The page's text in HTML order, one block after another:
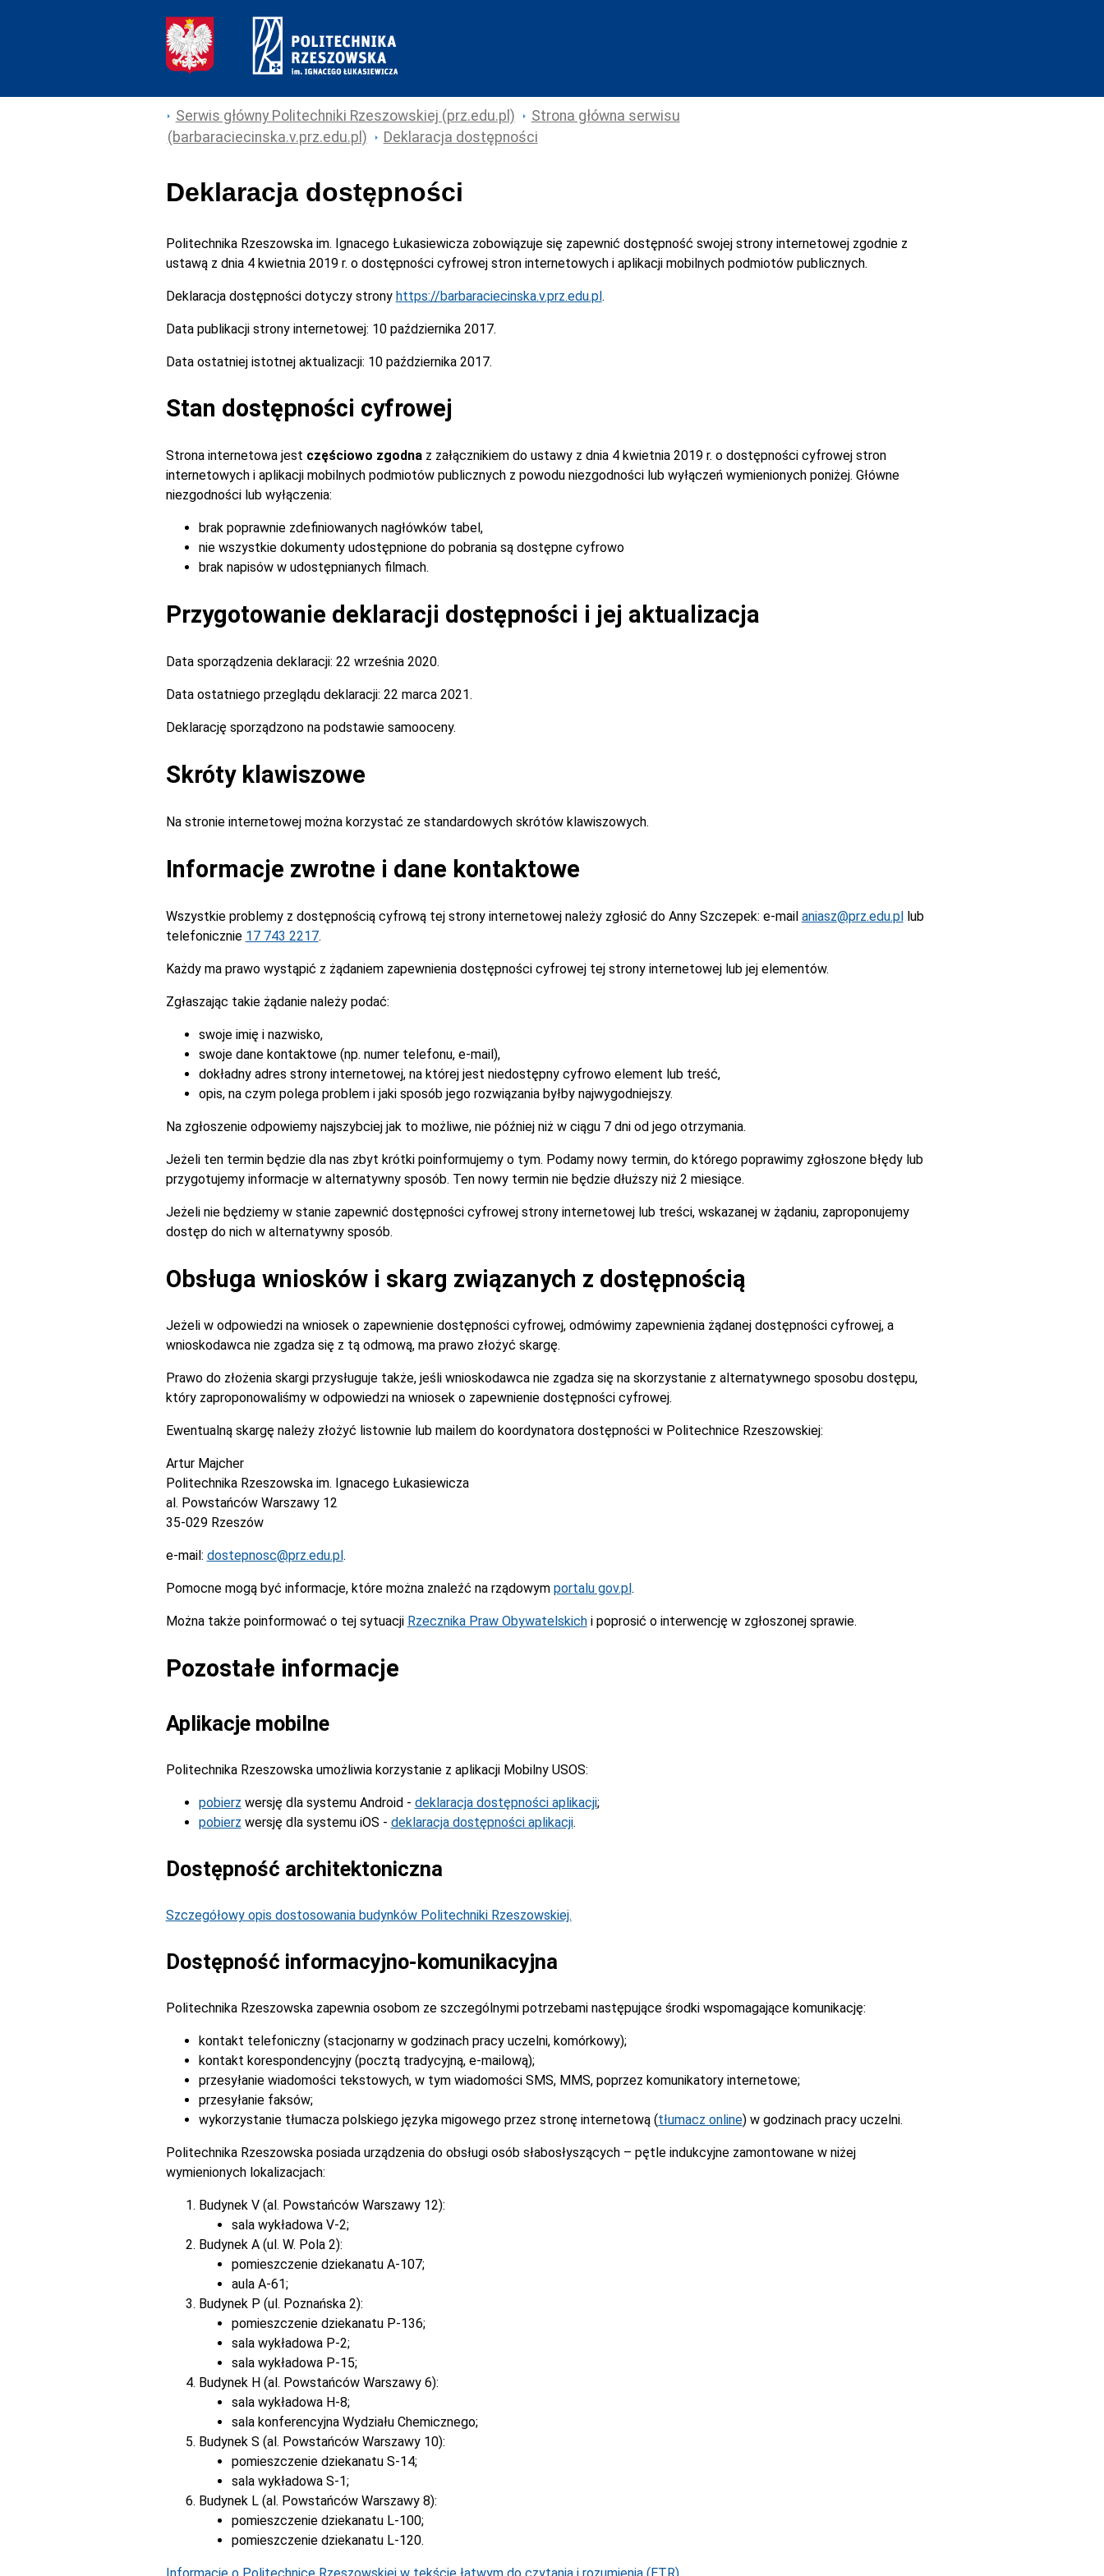
Serwis główny Politechniki Rzeszowskiej (prz.edu.pl)
Strona główna serwisu
(barbaraciecinska.v.prz.edu.pl)
Deklaracja dostępności
Deklaracja dostępności
Politechnika Rzeszowska im. Ignacego Łukasiewiczazobowiązuje się zapewnić dostępność swojej strony internetowej zgodnie z
ustawą z dnia 4 kwietnia 2019 r. o dostępności cyfrowej stron internetowych i aplikacji mobilnych podmiotów publicznych.
Deklaracja dostępności dotyczy strony https://barbaraciecinska.v.prz.edu.pl.
Data publikacji strony internetowej: 10 października 2017.
Data ostatniej istotnej aktualizacji: 10 października 2017.
Stan dostępności cyfrowej
Strona internetowa jest częściowo zgodna z załącznikiem do ustawy z dnia 4 kwietnia 2019 r. o dostępności cyfrowej stron
internetowych i aplikacji mobilnych podmiotów publicznych z powodu niezgodności lub wyłączeń wymienionych poniżej. Główne
niezgodności lub wyłączenia:
brak poprawnie zdefiniowanych nagłówków tabel,
nie wszystkie dokumenty udostępnione do pobrania są dostępne cyfrowo
brak napisów w udostępnianych filmach.
Przygotowanie deklaracji dostępności i jej aktualizacja
Data sporządzenia deklaracji: 22 września 2020.
Data ostatniego przeglądu deklaracji: 22 marca 2021.
Deklarację sporządzono na podstawie samooceny.
Skróty klawiszowe
Na stronie internetowej można korzystać ze standardowych skrótów klawiszowych.
Informacje zwrotne i dane kontaktowe
Wszystkie problemy z dostępnością cyfrową tej strony internetowej należy zgłosić do Anny Szczepek: e-mail aniasz@prz.edu.pllub
telefonicznie 17 743 2217.
Każdy ma prawo wystąpić z żądaniem zapewnienia dostępności cyfrowej tej strony internetowej lub jej elementów.
Zgłaszając takie żądanie należy podać:
swoje imię i nazwisko,
swoje dane kontaktowe (np. numer telefonu, e-mail),
dokładny adres strony internetowej, na której jest niedostępny cyfrowo element lub treść,
opis, na czym polega problem i jaki sposób jego rozwiązania byłby najwygodniejszy.
Na zgłoszenie odpowiemy najszybciej jak to możliwe, nie później niż w ciągu 7 dni od jego otrzymania.
Jeżeli ten termin będzie dla nas zbyt krótki poinformujemy o tym. Podamy nowy termin, do którego poprawimy zgłoszone błędy lub
przygotujemy informacje w alternatywny sposób. Ten nowy termin nie będzie dłuższy niż 2 miesiące.
Jeżeli nie będziemy w stanie zapewnić dostępności cyfrowej strony internetowej lub treści, wskazanej w żądaniu, zaproponujemy
dostęp do nich w alternatywny sposób.
Obsługa wniosków i skarg związanych z dostępnością
Jeżeli w odpowiedzi na wniosek o zapewnienie dostępności cyfrowej, odmówimy zapewnienia żądanej dostępności cyfrowej, a
wnioskodawca nie zgadza się z tą odmową, ma prawo złożyć skargę.
Prawo do złożenia skargi przysługuje także, jeśli wnioskodawca nie zgadza się na skorzystanie z alternatywnego sposobu dostępu,
który zaproponowaliśmy w odpowiedzi na wniosek o zapewnienie dostępności cyfrowej.
Ewentualną skargę należy złożyć listownie lub mailem do koordynatora dostępności w Politechnice Rzeszowskiej:
Artur Majcher
Politechnika Rzeszowska im. Ignacego Łukasiewicza
al. Powstańców Warszawy 12
35-029 Rzeszów
e-mail: dostepnosc@prz.edu.pl .
Pomocne mogą być informacje, które można znaleźć na rządowym portalu gov.pl .
Można także poinformować o tej sytuacji Rzecznika Praw Obywatelskichi poprosić o interwencję w zgłoszonej sprawie.
Pozostałe informacje
Aplikacje mobilne
Politechnika Rzeszowska umożliwia korzystanie z aplikacji Mobilny USOS:
pobierz wersję dla systemu Android - deklaracja dostępności aplikacji;
pobierz wersję dla systemu iOS - deklaracja dostępności aplikacji.
Dostępność architektoniczna
Szczegółowy opis dostosowania budynków Politechniki Rzeszowskiej.
Dostępność informacyjno-komunikacyjna
Politechnika Rzeszowska zapewnia osobom ze szczególnymi potrzebami następujące środki wspomagające komunikację:
kontakt telefoniczny (stacjonarny w godzinach pracy uczelni, komórkowy);
kontakt korespondencyjny (pocztą tradycyjną, e-mailową);
przesyłanie wiadomości tekstowych, w tym wiadomości SMS, MMS, poprzez komunikatory internetowe;
przesyłanie faksów;
wykorzystanie tłumacza polskiego języka migowego przez stronę internetową (tłumacz online) w godzinach pracy uczelni.
Politechnika Rzeszowska posiada urządzenia do obsługi osób słabosłyszących – pętle indukcyjne zamontowane w niżej
wymienionych lokalizacjach:
Budynek V (al. Powstańców Warszawy 12):
sala wykładowa V-2;
Budynek A (ul. W. Pola 2):
pomieszczenie dziekanatu A-107;
aula A-61;
Budynek P (ul. Poznańska 2):
pomieszczenie dziekanatu P-136;
sala wykładowa P-2;
sala wykładowa P-15;
Budynek H (al. Powstańców Warszawy 6):
sala wykładowa H-8;
sala konferencyjna Wydziału Chemicznego;
Budynek S (al. Powstańców Warszawy 10):
pomieszczenie dziekanatu S-14;
sala wykładowa S-1;
Budynek L (al. Powstańców Warszawy 8):
pomieszczenie dziekanatu L-100;
pomieszczenie dziekanatu L-120.